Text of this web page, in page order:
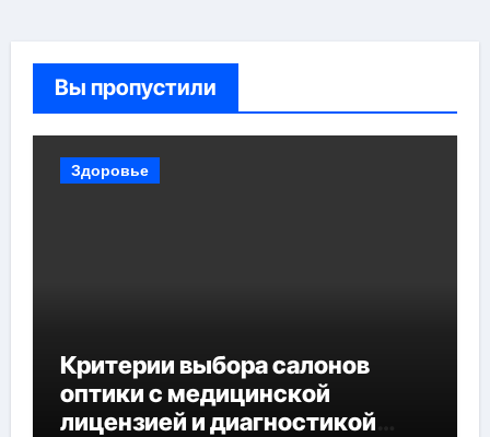
Вы пропустили
Здоровье
Критерии выбора салонов
оптики с медицинской
лицензией и диагностикой